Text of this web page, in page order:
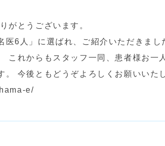
がとうございます。
医6人」に選ばれ、ご紹介いただきまし
これからもスタッフ一同、患者様お一
。 今後ともどうぞよろしくお願いいた
e/